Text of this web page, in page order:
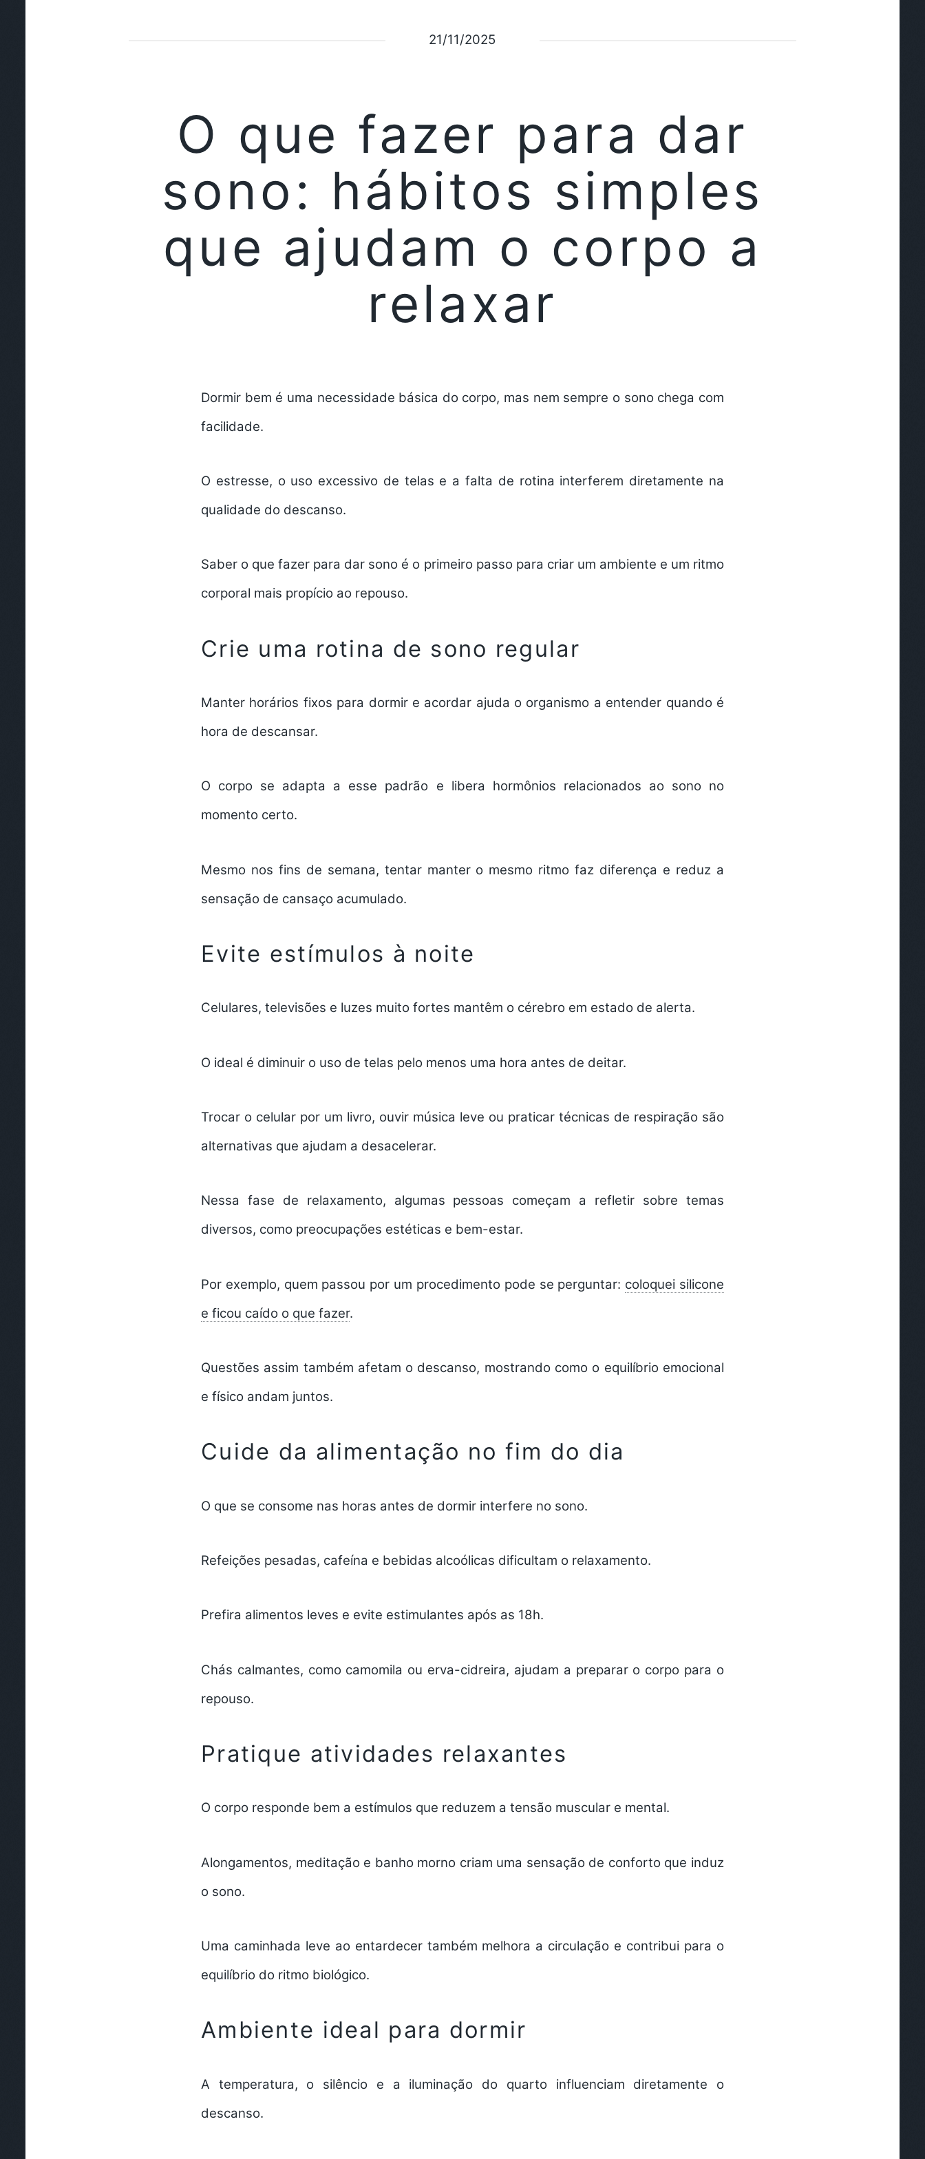
21/11/2025
O que fazer para dar
sono: hábitos simples
que ajudam o corpo a
relaxar
Dormir bem é uma necessidade básica do corpo, mas nem sempre o sono chega com
facilidade.
O estresse, o uso excessivo de telas e a falta de rotina interferem diretamente na
qualidade do descanso.
Saber o que fazer para dar sono é o primeiro passo para criar um ambiente e um ritmo
corporal mais propício ao repouso.
Crie uma rotina de sono regular
Manter horários fixos para dormir e acordar ajuda o organismo a entender quando é
hora de descansar.
O corpo se adapta a esse padrão e libera hormônios relacionados ao sono no
momento certo.
Mesmo nos fins de semana, tentar manter o mesmo ritmo faz diferença e reduz a
sensação de cansaço acumulado.
Evite estímulos à noite
Celulares, televisões e luzes muito fortes mantêm o cérebro em estado de alerta.
O ideal é diminuir o uso de telas pelo menos uma hora antes de deitar.
Trocar o celular por um livro, ouvir música leve ou praticar técnicas de respiração são
alternativas que ajudam a desacelerar.
Nessa fase de relaxamento, algumas pessoas começam a refletir sobre temas
diversos, como preocupações estéticas e bem-estar.
Por exemplo, quem passou por um procedimento pode se perguntar: coloquei silicone
e ficou caído o que fazer.
Questões assim também afetam o descanso, mostrando como o equilíbrio emocional
e físico andam juntos.
Cuide da alimentação no fim do dia
O que se consome nas horas antes de dormir interfere no sono.
Refeições pesadas, cafeína e bebidas alcoólicas dificultam o relaxamento.
Prefira alimentos leves e evite estimulantes após as 18h.
Chás calmantes, como camomila ou erva-cidreira, ajudam a preparar o corpo para o
repouso.
Pratique atividades relaxantes
O corpo responde bem a estímulos que reduzem a tensão muscular e mental.
Alongamentos, meditação e banho morno criam uma sensação de conforto que induz
o sono.
Uma caminhada leve ao entardecer também melhora a circulação e contribui para o
equilíbrio do ritmo biológico.
Ambiente ideal para dormir
A temperatura, o silêncio e a iluminação do quarto influenciam diretamente o
descanso.